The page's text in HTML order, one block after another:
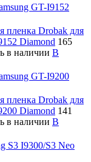
GT-I9152
пленка Drobak для
Diamond 165
в наличии В
GT-I9200
пленка Drobak для
Diamond 141
в наличии В
S3 I9300/S3 Neo